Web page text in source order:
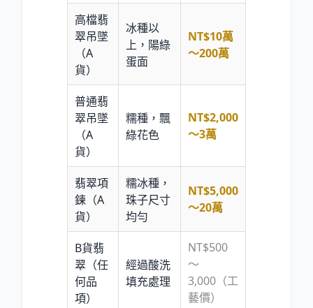
高檔翡
翠吊墜
（A
貨）
冰種以
上，陽綠
蛋面
NT$10萬
～200萬
普通翡
翠吊墜
（A
貨）
糯種，飄
綠花色
NT$2,000
～3萬
翡翠項
鍊（A
貨）
糯冰種，
珠子尺寸
均勻
NT$5,000
～20萬
B貨翡
翠（任
何品
項）
經過酸洗
填充處理
NT$500
～
3,000（工
藝價）